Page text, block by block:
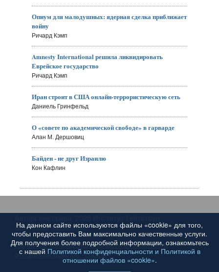
Опиум для малодушных: ядерная сделка приближает
войну
Ричард Кэмп
Amnesty International решила ликвидировать
Еврейское государство
Ричард Кэмп
Иран строит в США онлайн-террористическую сеть
Даниель Гринфельд
О «совете по академической свободе» в гарварде
Алан М. Дершовиц
Байден - не друг Израилю
Кон Кафлин
Все права защищены.
Политика конфиденциальности и Политика в
отношении файлов «cookie»
На данном сайте используются файлы «cookie» для того,
чтобы предоставить Вам максимально качественные услуги.
Для получения более подробной информации, ознакомьтесь
с нашей Политикой конфиденциальности и Политикой в
отношении файлов «cookie».